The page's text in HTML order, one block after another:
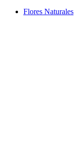
Flores Naturales